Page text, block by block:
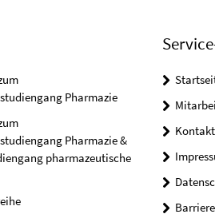
Pharmazie
Pharmazie &
pharmazeutische
Kontakt